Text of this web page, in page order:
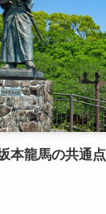
本龍馬の共通点